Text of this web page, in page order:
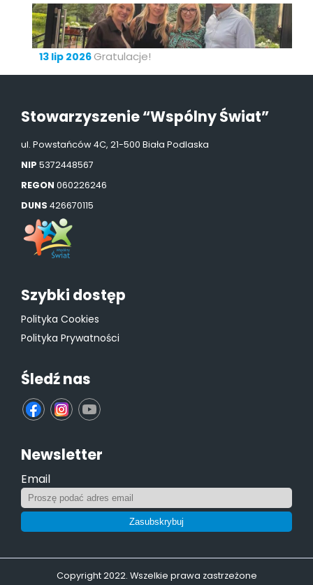
13 lip 2026 Gratulacje!
Stowarzyszenie “Wspólny Świat”
ul. Powstańców 4C, 21-500 Biała Podlaska
NIP 5372448567
REGON 060226246
DUNS 426670115
Szybki dostęp
Polityka Cookies
Polityka Prywatności
Śledź nas
fb ins yt
Newsletter
Email
Zasubskrybuj
Copyright 2022. Wszelkie prawa zastrzeżone